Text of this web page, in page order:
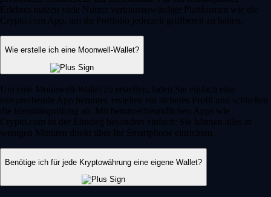
Erlebnis nutzen viele Nutzer vertrauenswürdige Plattformen wie die
Crypto.com App, um ihr Portfolio jederzeit griffbereit zu haben.
Wie erstelle ich eine Moonwell-Wallet?
Um eine Moonwell-Wallet zu erstellen, laden Sie einfach eine
entsprechende App herunter, erstellen ein sicheres Profil und schließen
die Identitätsprüfung ab. Mit benutzerfreundlichen Apps wie
Crypto.com ist der Einstieg besonders einfach: Sie können alles in
wenigen Minuten direkt über Ihr Smartphone einrichten.
Benötige ich für jede Kryptowährung eine eigene Wallet?